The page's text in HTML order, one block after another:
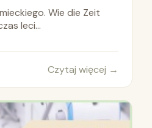
Wie die Zeit
leci...
Czytaj więcej →